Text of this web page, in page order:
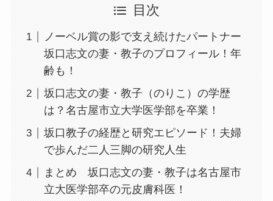
目次
ノーベル賞の影で支え続けたパートナー
坂口志文の妻・教子のプロフィール！年
齢も！
坂口志文の妻・教子（のりこ）の学歴
は？名古屋市立大学医学部を卒業！
坂口教子の経歴と研究エピソード！夫婦
で歩んだ二人三脚の研究人生
まとめ 坂口志文の妻・教子は名古屋市
立大医学部卒の元皮膚科医！